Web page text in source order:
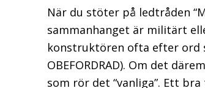
När du stöter på ledtråden
sammanhanget är militärt
konstruktören ofta efter ord
OBEFORDRAD). Om det
som rör det “vanliga”. Ett